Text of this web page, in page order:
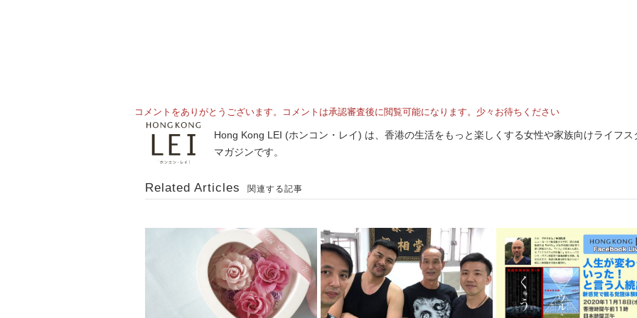
コメントをありがとうございます。コメントは承認審査後に閲覧可能になります。少々お待ちください
Hong Kong LEI (ホンコン・レイ) は、香港の生活をもっと楽しくする女性や家族向けライフス
マガジンです。
Related Articles 関連する記事